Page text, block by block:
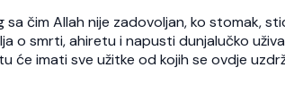
čim Allah nije zadovoljan, ko stomak,
o smrti, ahiretu i napusti dunjalučko
će imati sve užitke od kojih se ovdje